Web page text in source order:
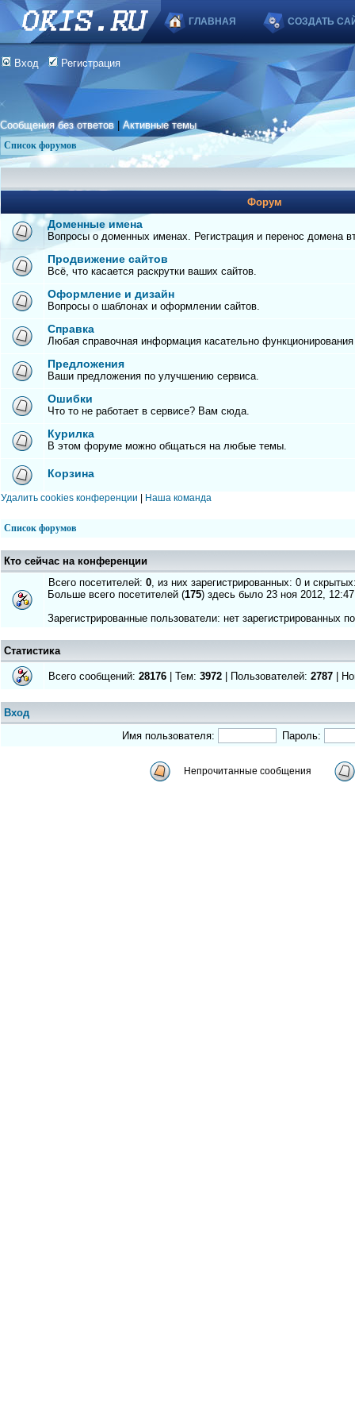
ГЛАВНАЯ СОЗДАТЬ
Вход Регистрация
Сообщения без ответов |Активные темы
Список форумов
Форум
Доменные имена
Вопросы о доменных именах. Регистрация и перенос домена
Продвижение сайтов
Всё, что касается раскрутки ваших сайтов.
Оформление и дизайн
Вопросы о шаблонах и оформлении сайтов.
Справка
Любая справочная информация касательно
Предложения
Ваши предложения по улучшению сервиса.
Ошибки
Что то не работает в сервисе? Вам сюда.
Курилка
В этом форуме можно общаться на любые темы.
Корзина
Удалить cookies конференции Наша команда
Список форумов
Кто сейчас на конференции
Всего посетителей: 0, из них зарегистрированных: 0 и
Больше всего посетителей (175) здесь было 23 ноя 2012, 12:47
Зарегистрированные пользователи: нет зарегистрированных
Статистика
Всего сообщений: 28176 | Тем: 3972 | Пользователей: 2787 |
Вход
Имя пользователя:
Пароль:
Непрочитанные сообщения